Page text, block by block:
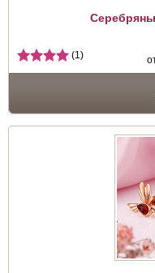
(1)